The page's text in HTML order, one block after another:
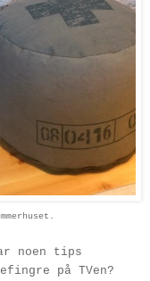
noen tips
på TVen?